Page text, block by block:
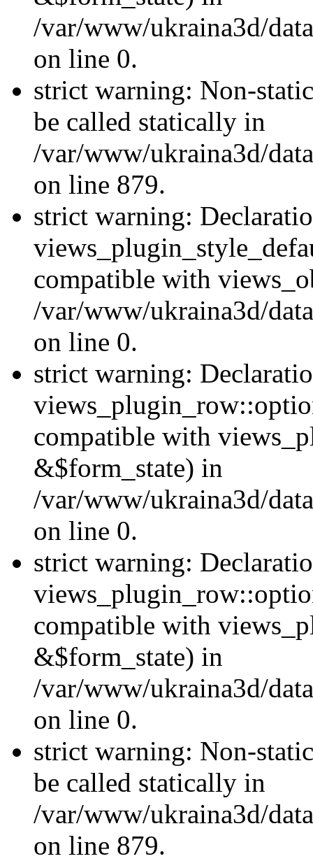
/var/www/ukraina3d/
on line 0.
strict warning: Non-
be called statically in
/var/www/ukraina3d/
on line 879.
strict warning:
compatible with
/var/www/ukraina3d/
on line 0.
strict warning:
compatible with
&$form_state) in
/var/www/ukraina3d/
on line 0.
strict warning:
compatible with
&$form_state) in
/var/www/ukraina3d/
on line 0.
strict warning: Non-
be called statically in
/var/www/ukraina3d/
on line 879.